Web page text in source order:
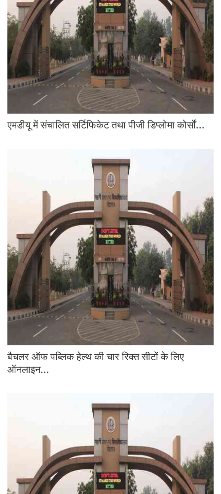
एमडीयू में संचालित सर्टिफिकेट तथा पीजी डिप्लोमा कोर्सों...
बैचलर ऑफ पब्लिक हेल्थ की चार रिक्त सीटों के लिए
ऑनलाइन...